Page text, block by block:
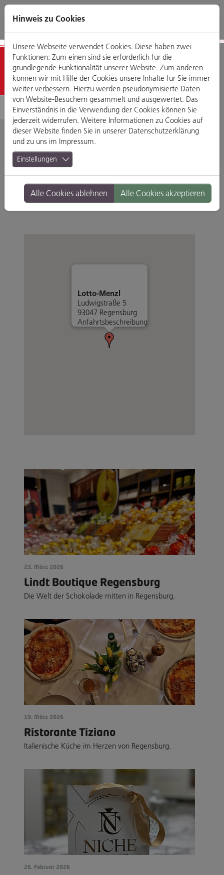
Direkt
zum
Zum
Hauptmenü
Zum
Footermenü
Zur
Website-
Geschäfte
Lotto-Menzl
Ludwigstraße 5, 93047 Regensburg
Branche: Ernährung & Genuss
Standort: Altstadt
Lotto-Menzl
Ludwigstraße 5
93047 Regensburg
Anfahrtsbeschreibung
23. März 2026
Lindt Boutique Regensburg
Die Welt der Schokolade mitten in Regensburg.
19. März 2026
Ristorante Tiziano
Italienische Küche im Herzen von Regensburg.
26. Februar 2026
Hinweis zu Cookies
Unsere Webseite verwendet Cookies. Diese haben zwei
Funktionen: Zum einen sind sie erforderlich für die
grundlegende Funktionalität unserer Website. Zum anderen
können wir mit Hilfe der Cookies unsere Inhalte für Sie immer
weiter verbessern. Hierzu werden pseudonymisierte Daten
von Website-Besuchern gesammelt und ausgewertet. Das
Einverständnis in die Verwendung der Cookies können Sie
jederzeit widerrufen. Weitere Informationen zu Cookies auf
dieser Website finden Sie in unserer Datenschutzerklärung
und zu uns im Impressum.
Einstellungen
Alle Cookies ablehnen Alle Cookies akzeptieren